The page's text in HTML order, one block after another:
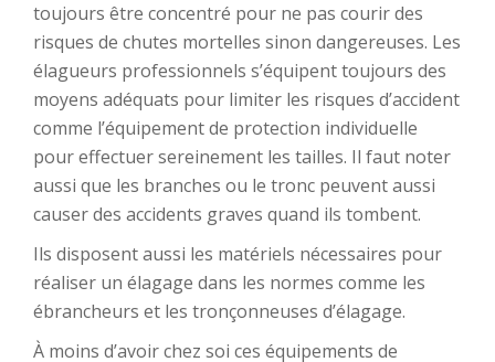
toujours être concentré pour ne pas courir des
risques de chutes mortelles sinon dangereuses. Les
élagueurs professionnels s’équipent toujours des
moyens adéquats pour limiter les risques d’accident
comme l’équipement de protection individuelle
pour effectuer sereinement les tailles. Il faut noter
aussi que les branches ou le tronc peuvent aussi
causer des accidents graves quand ils tombent.
Ils disposent aussi les matériels nécessaires pour
réaliser un élagage dans les normes comme les
ébrancheurs et les tronçonneuses d’élagage.
À moins d’avoir chez soi ces équipements de